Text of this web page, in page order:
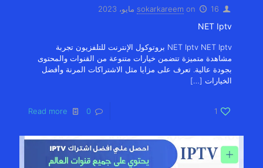
sokarkareem on 16 مايو، 2023
NET Iptv
NET Iptv NET Iptv بروتوكول الإنترنت للتلفزيون تجربة
مشاهدة متميزة تتضمن خيارات متنوعة من القنوات والمحتوى
بجودة عالية. تعرف على مزايا مثل الاشتراكات المرنة وأفضل
الخيارات […]
1
0
Read more